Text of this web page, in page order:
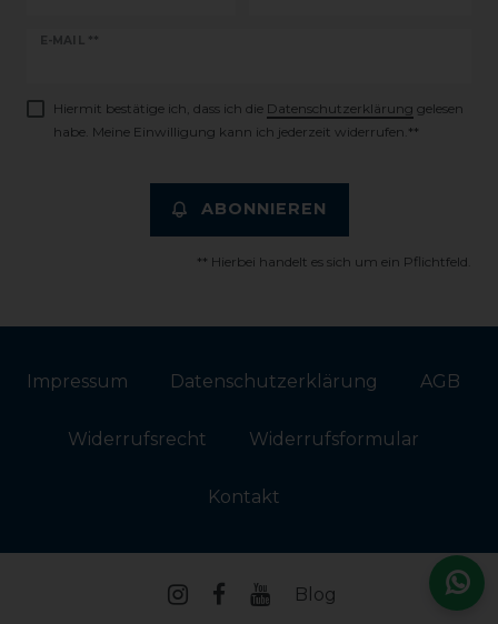
E-MAIL **
Newsletter
Hiermit bestätige ich, dass ich die Daten­schutz­erklärung gelesen
habe. Meine Einwilligung kann ich jederzeit widerrufen.**
ABONNIEREN
** Hierbei handelt es sich um ein Pflichtfeld.
Impressum Daten­schutz­erklärung AGB
Widerrufs­recht Widerrufs­formular
Kontakt
Blog